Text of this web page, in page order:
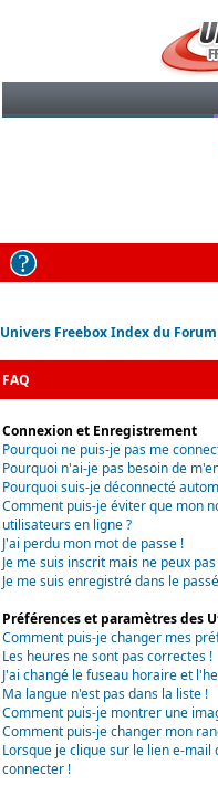
Univers Freebox Index du Forum
FAQ
Connexion et Enregistrement
Pourquoi ne puis-je pas me
Pourquoi n'ai-je pas besoin de
Pourquoi suis-je déconnecté
Comment puis-je éviter que mon
utilisateurs en ligne ?
J'ai perdu mon mot de passe !
Je me suis inscrit mais ne peux
Je me suis enregistré dans le
Préférences et paramètres des
Comment puis-je changer mes
Les heures ne sont pas correctes !
J'ai changé le fuseau horaire et
Ma langue n'est pas dans la liste !
Comment puis-je montrer une
Comment puis-je changer mon
Lorsque je clique sur le lien e-
connecter !